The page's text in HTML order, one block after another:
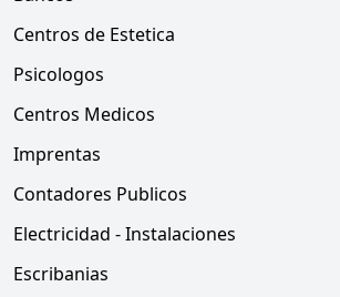
Centros de Estetica
Psicologos
Centros Medicos
Imprentas
Contadores Publicos
Electricidad - Instalaciones
Escribanias